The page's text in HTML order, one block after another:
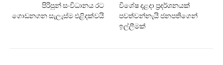
පිරිපුන් සංවිධානය රට
ගොඩනගන සැලැස්ම එළිදක්වයි
වි‍‍‍‍ශේෂ දළදා ප්‍රදර්ශනයක්
පවත්වන්නැයි ජනපතිගෙන්
ඉල්ලීමක්